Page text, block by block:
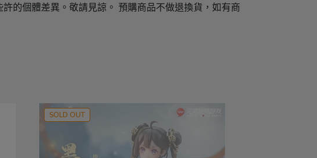
的個體差異。敬請見諒。 預購商品不做退換貨，如有商
SOLD OUT